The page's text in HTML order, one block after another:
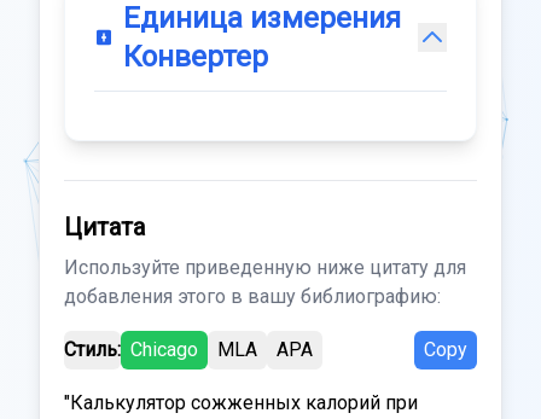
Единица измерения
Конвертер
Цитата
Используйте приведенную ниже цитату для
добавления этого в вашу библиографию:
Стиль: Chicago MLA APA Copy
"Калькулятор сожженных калорий при